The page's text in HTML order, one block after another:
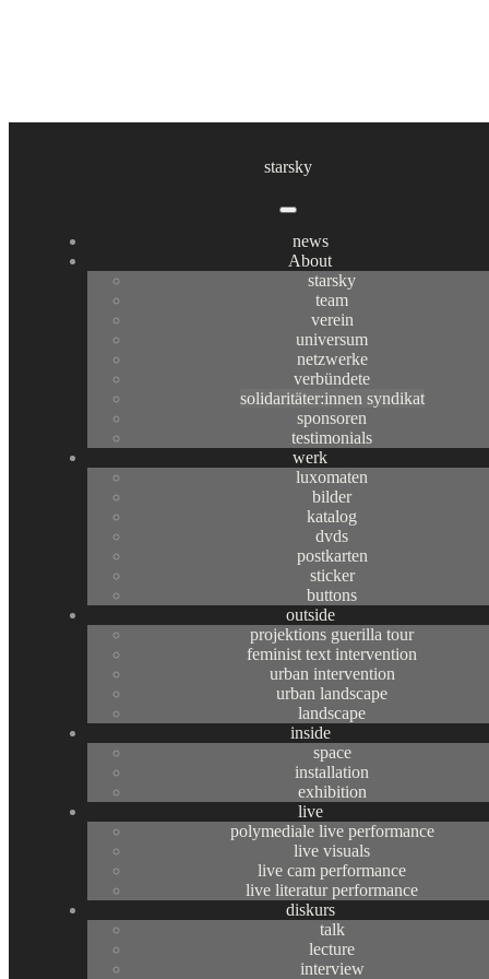
starsky
news
About
starsky
team
verein
universum
netzwerke
verbündete
solidaritäter:innen syndikat
sponsoren
testimonials
werk
luxomaten
bilder
katalog
dvds
postkarten
sticker
buttons
outside
projektions guerilla tour
feminist text intervention
urban intervention
urban landscape
landscape
inside
space
installation
exhibition
live
polymediale live performance
live visuals
live cam performance
live literatur performance
diskurs
talk
lecture
interview
ist ein Netzwerk für
Sympathisant:innen und Unterstützer:innen der großartigen Kunst
starsky. Wer Komplizin wird, unterstützt mit einem
selbstgewählten Beitrag ein Jahr lang starsky in ihrer Arbeit, erhält
dafür eine Mitglied- oder Ohnegliedschaft im Syndikat in Form
einer Urkunde und je nach gewähltem Betrag ein größeres oder
kleineres Kunstwerk. Diese Kunstwerke, Goodies und Geschenke
werden jeweils am 20. Dezember – dem internationalen UNO Tag
der menschlichen Solidarität – und zugleich dem Tag der
Hauptversammlung desSolidaritäter:innen Syndikats
ausgegeben. Das feiern wir jährlich mit einem üppigen, lustvollen
Gelage. Zugleich wollen wir die Hauptversammlung des
auch als konspiratives Treffen für
die Erfindung und Planung weiterer Solidaritäer:innen-Projekte und
Aktionen nützen. Alle Komplizinnen sind gleichermaßen